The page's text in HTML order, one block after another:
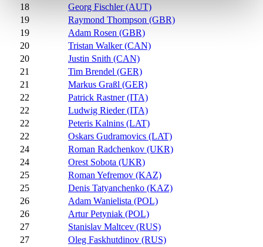
18
Georg Fischler (AUT)
19
Raymond Thompson (GBR)
19
Adam Rosen (GBR)
20
Tristan Walker (CAN)
20
Justin Snith (CAN)
21
Tim Brendel (GER)
21
Markus Graßl (GER)
22
Patrick Rastner (ITA)
22
Ludwig Rieder (ITA)
22
Peteris Kalnins (LAT)
22
Oskars Gudramovics (LAT)
24
Roman Radchenkov (UKR)
24
Orest Sobota (UKR)
25
Roman Yefremov (KAZ)
25
Denis Tatyanchenko (KAZ)
26
Adam Wanielista (POL)
26
Artur Petyniak (POL)
27
Stanislav Maltcev (RUS)
27
Oleg Faskhutdinov (RUS)